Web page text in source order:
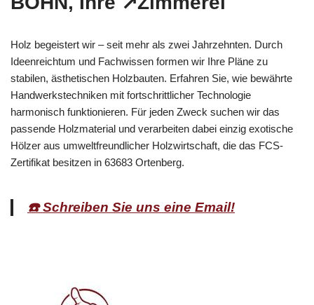
Holz begeistert wir – seit mehr als zwei Jahrzehnten. Durch
Ideenreichtum und Fachwissen formen wir Ihre Pläne zu
stabilen, ästhetischen Holzbauten. Erfahren Sie, wie bewährte
Handwerkstechniken mit fortschrittlicher Technologie
harmonisch funktionieren. Für jeden Zweck suchen wir das
passende Holzmaterial und verarbeiten dabei einzig exotische
Hölzer aus umweltfreundlicher Holzwirtschaft, die das FCS-
Zertifikat besitzen in 63683 Ortenberg.
☎️ Schreiben Sie uns eine Email!